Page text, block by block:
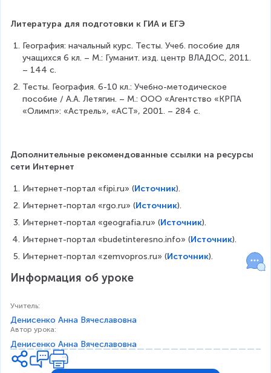
Литература для подготовки к ГИА и ЕГЭ
География: начальный курс. Тесты. Учеб. пособие для
учащихся 6 кл. – М.: Гуманит. изд. центр ВЛАДОС, 2011.
– 144 с.
Тесты. География. 6-10 кл.: Учебно-методическое
пособие / А.А. Летягин. – М.: ООО «Агентство «КРПА
«Олимп»: «Астрель», «АСТ», 2001. – 284 с.
Дополнительные рекомендованные ссылки на ресурсы
сети Интернет
Интернет-портал «fipi.ru» (Источник).
Интернет-портал «rgo.ru» (Источник).
Интернет-портал «geografia.ru» (Источник).
Интернет-портал «budetinteresno.info» (Источник).
Интернет-портал «zemvopros.ru» (Источник).
Информация об уроке
Учитель:
Денисенко Анна Вячеславовна
Автор урока:
Денисенко Анна Вячеславовна